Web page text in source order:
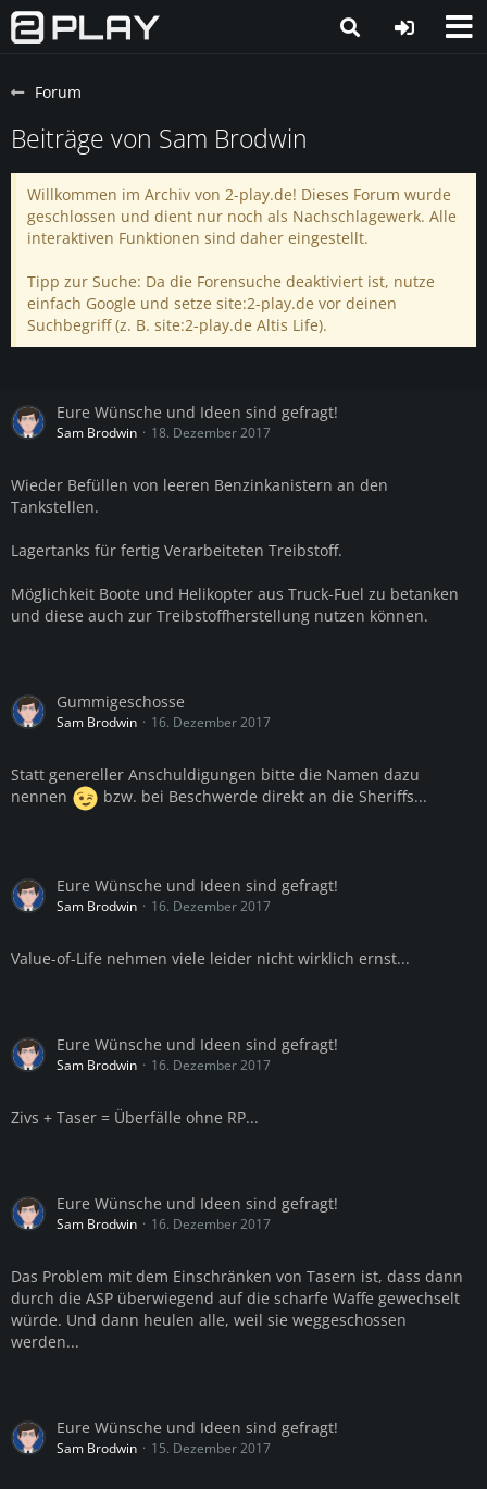
Forum
Beiträge von Sam Brodwin
Willkommen im Archiv von 2-play.de! Dieses Forum wurde
geschlossen und dient nur noch als Nachschlagewerk. Alle
interaktiven Funktionen sind daher eingestellt.
Tipp zur Suche: Da die Forensuche deaktiviert ist, nutze
einfach Google und setze site:2-play.de vor deinen
Suchbegriff (z. B. site:2-play.de Altis Life).
Eure Wünsche und Ideen sind gefragt!
Sam Brodwin 18. Dezember 2017
Wieder Befüllen von leeren Benzinkanistern an den
Tankstellen.
Lagertanks für fertig Verarbeiteten Treibstoff.
Möglichkeit Boote und Helikopter aus Truck-Fuel zu betanken
und diese auch zur Treibstoffherstellung nutzen können.
Gummigeschosse
Sam Brodwin 16. Dezember 2017
Statt genereller Anschuldigungen bitte die Namen dazu
nennen
bzw. bei Beschwerde direkt an die Sheriffs...
Eure Wünsche und Ideen sind gefragt!
Sam Brodwin 16. Dezember 2017
Value-of-Life nehmen viele leider nicht wirklich ernst...
Eure Wünsche und Ideen sind gefragt!
Sam Brodwin 16. Dezember 2017
Zivs + Taser = Überfälle ohne RP...
Eure Wünsche und Ideen sind gefragt!
Sam Brodwin 16. Dezember 2017
Das Problem mit dem Einschränken von Tasern ist, dass dann
durch die ASP überwiegend auf die scharfe Waffe gewechselt
würde. Und dann heulen alle, weil sie weggeschossen
werden...
Eure Wünsche und Ideen sind gefragt!
Sam Brodwin 15. Dezember 2017